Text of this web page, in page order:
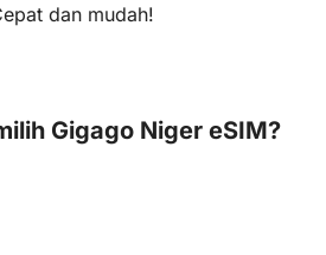
dan mudah!
Gigago Niger eSIM?